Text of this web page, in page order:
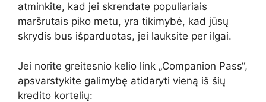
atminkite, kad jei skrendate populiariais
maršrutais piko metu, yra tikimybė, kad jūsų
skrydis bus išparduotas, jei lauksite per ilgai.
Jei norite greitesnio kelio link „Companion Pass“,
apsvarstykite galimybę atidaryti vieną iš šių
kredito kortelių: